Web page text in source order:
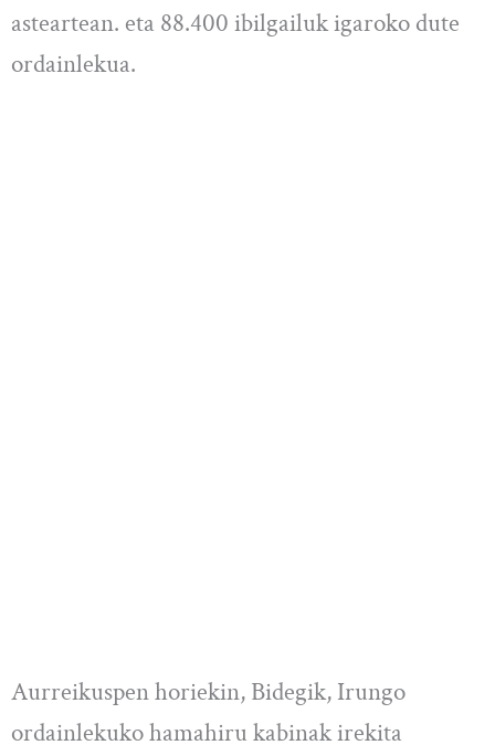
asteartean. eta 88.400 ibilgailuk igaroko dute
ordainlekua.
Aurreikuspen horiekin, Bidegik, Irungo
ordainlekuko hamahiru kabinak irekita